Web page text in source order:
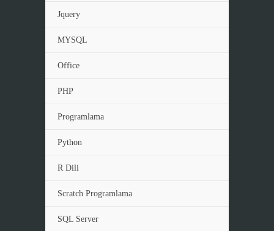
Jquery
MYSQL
Office
PHP
Programlama
Python
R Dili
Scratch Programlama
SQL Server